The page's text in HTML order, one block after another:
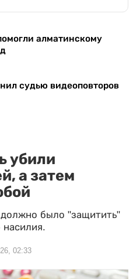
алматинскому
судью видеоповторов
убили
а затем
было "защитить"
насилия.
02:33